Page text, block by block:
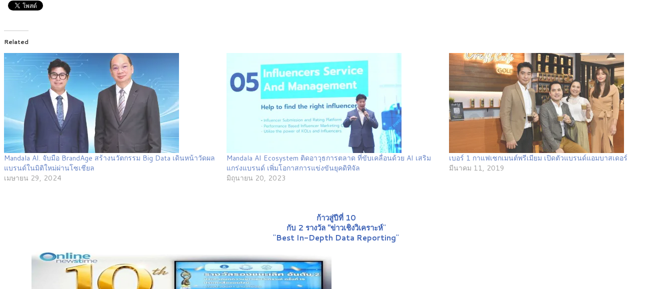
Related
Mandala AI. จับมือ BrandAge สร้างนวัตกรรม Big Data เดินหน้าวัดผล
แบรนด์ในมิติใหม่ผ่านโซเชียล
เมษายน 29, 2024
Mandala AI Ecosystem ติดอาวุธการตลาด ที่ขับเคลื่อนด้วย AI เสริม
แกร่งแบรนด์ เพิ่มโอกาสการแข่งขันยุคดิทิจัล
มิถุนายน 20, 2023
เบอร์ 1 กาแฟเซกเมนต์พรีเมียม เปิดตัวแบรนด์แอมบาสเดอร์
มีนาคม 11, 2019
ก้าวสู่ปีที่ 10
กับ 2 รางวัล "ข่าวเชิงวิเคราะห์"
"Best In-Depth Data Reporting"